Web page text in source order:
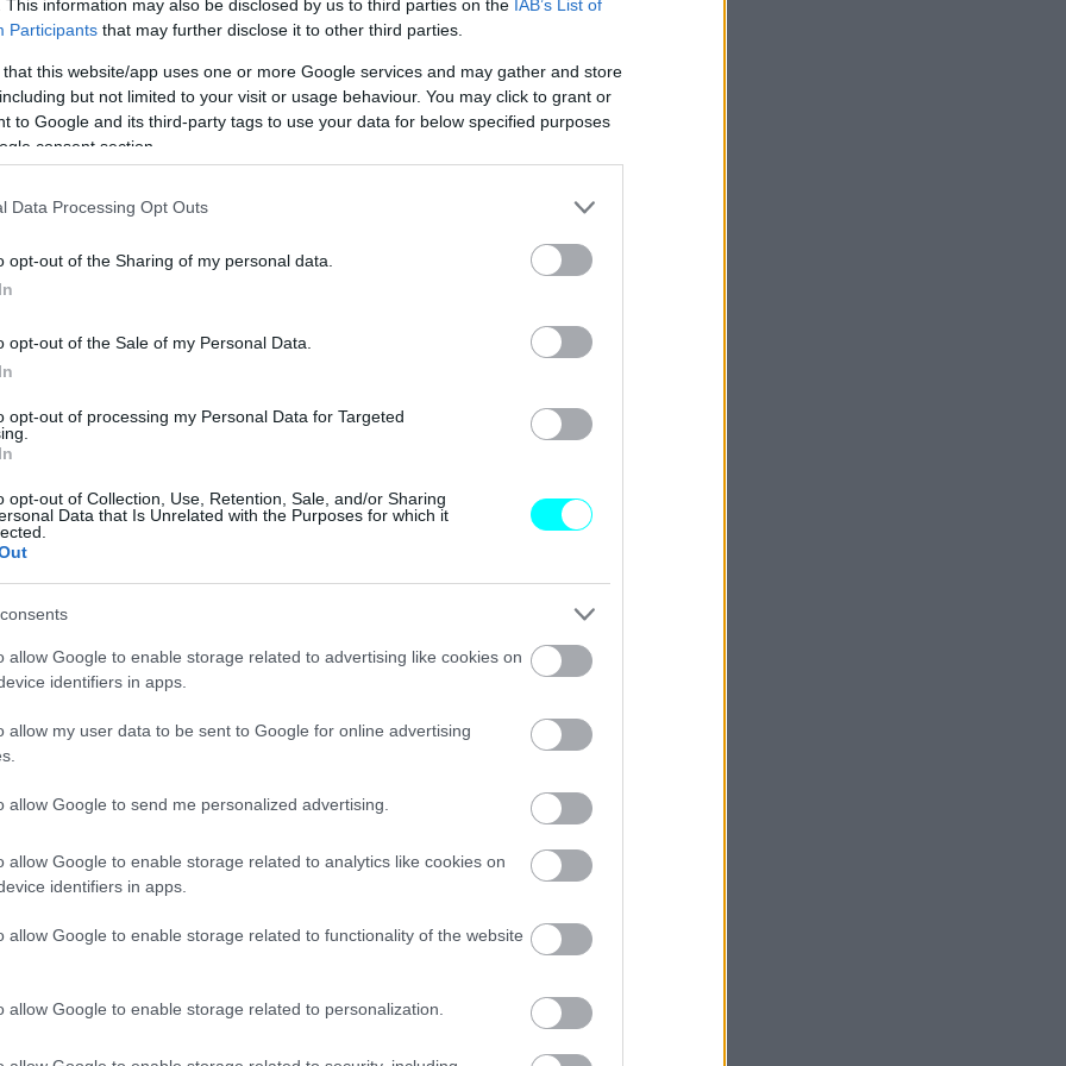
This information may also be disclosed by us to third parties on the IAB’s List of
Participants that may further disclose it to other third parties.
that this website/app uses one or more Google services and may gather and store
but not limited to your visit or usage behaviour. You may click to grant or
to Google and its third-party tags to use your data for below specified purposes
consent section.
Data Processing Opt Outs
opt-out of the Sharing of my personal data.
opt-out of the Sale of my Personal Data.
opt-out of processing my Personal Data for Targeted
opt-out of Collection, Use, Retention, Sale, and/or Sharing
Data that Is Unrelated with the Purposes for which it
allow Google to enable storage related to advertising like cookies on
identifiers in apps.
allow my user data to be sent to Google for online advertising
allow Google to send me personalized advertising.
allow Google to enable storage related to analytics like cookies on
identifiers in apps.
allow Google to enable storage related to functionality of the website
allow Google to enable storage related to personalization.
στα αυλάκια των ελαστικών,